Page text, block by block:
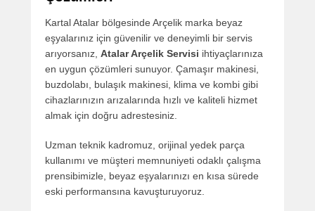
Kartal Atalar bölgesinde Arçelik marka beyaz
eşyalarınız için güvenilir ve deneyimli bir servis
arıyorsanız, Atalar Arçelik Servisi ihtiyaçlarınıza
en uygun çözümleri sunuyor. Çamaşır makinesi,
buzdolabı, bulaşık makinesi, klima ve kombi gibi
cihazlarınızın arızalarında hızlı ve kaliteli hizmet
almak için doğru adrestesiniz.
Uzman teknik kadromuz, orijinal yedek parça
kullanımı ve müşteri memnuniyeti odaklı çalışma
prensibimizle, beyaz eşyalarınızı en kısa sürede
eski performansına kavuşturuyoruz.